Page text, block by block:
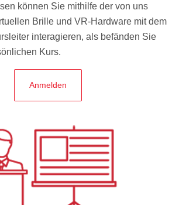
können Sie mithilfe der von uns
Brille und VR-Hardware mit dem
interagieren, als befänden Sie
Kurs.
Anmelden